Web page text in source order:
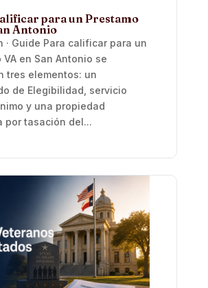
para un Prestamo
Antonio
· Guide Para calificar para un
VA en San Antonio se
tres elementos: un
de Elegibilidad, servicio
y una propiedad
por tasación del...